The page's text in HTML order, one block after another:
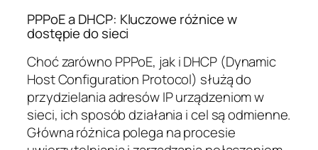
PPPoE a DHCP: Kluczowe różnice w
dostępie do sieci
Choć zarówno PPPoE, jak i DHCP (Dynamic
Host Configuration Protocol) służą do
przydzielania adresów IP urządzeniom w
sieci, ich sposób działania i cel są odmienne.
Główna różnica polega na procesie